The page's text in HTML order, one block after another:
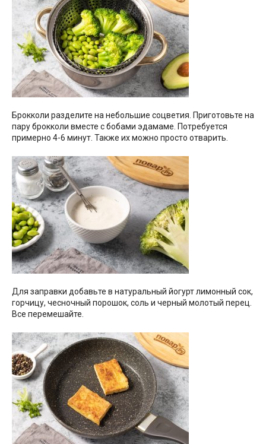
Брокколи разделите на небольшие соцветия. Приготовьте на
пару брокколи вместе с бобами эдамаме. Потребуется
примерно 4-6 минут. Также их можно просто отварить.
Для заправки добавьте в натуральный йогурт лимонный сок,
горчицу, чесночный порошок, соль и черный молотый перец.
Все перемешайте.